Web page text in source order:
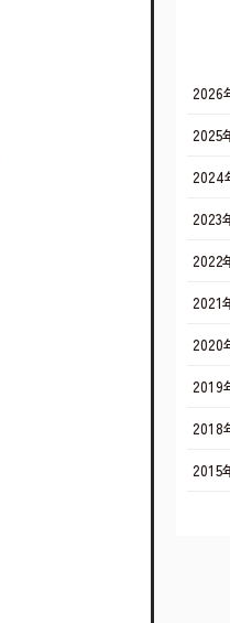
2026
2025
2024
2023
2022
2021
2020
2019
2018
2015